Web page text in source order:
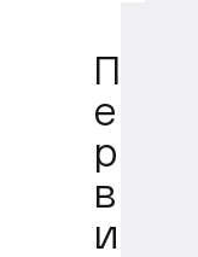
е
р
в
и